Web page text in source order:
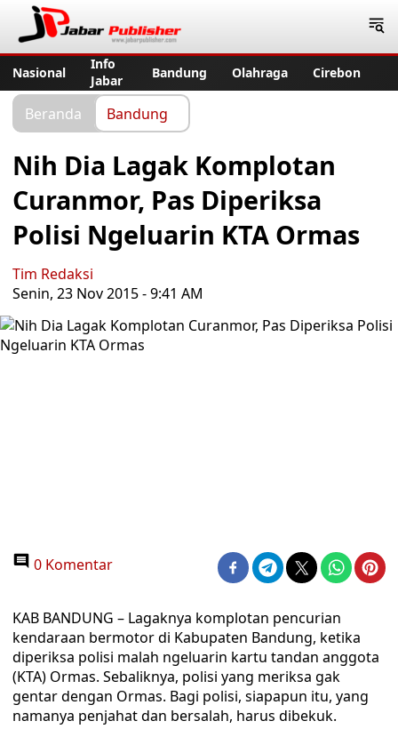
Nasional
Info
Jabar
Bandung Olahraga Cirebon
Beranda Bandung
Nih Dia Lagak Komplotan
Curanmor, Pas Diperiksa
Polisi Ngeluarin KTA Ormas
Tim Redaksi
Senin, 23 Nov 2015 - 9:41 AM
0 Komentar
KAB BANDUNG – Lagaknya komplotan pencurian
kendaraan bermotor di Kabupaten Bandung, ketika
diperiksa polisi malah ngeluarin kartu tandan anggota
(KTA) Ormas. Sebaliknya, polisi yang meriksa gak
gentar dengan Ormas. Bagi polisi, siapapun itu, yang
namanya penjahat dan bersalah, harus dibekuk.